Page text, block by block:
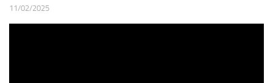
11/02/2025